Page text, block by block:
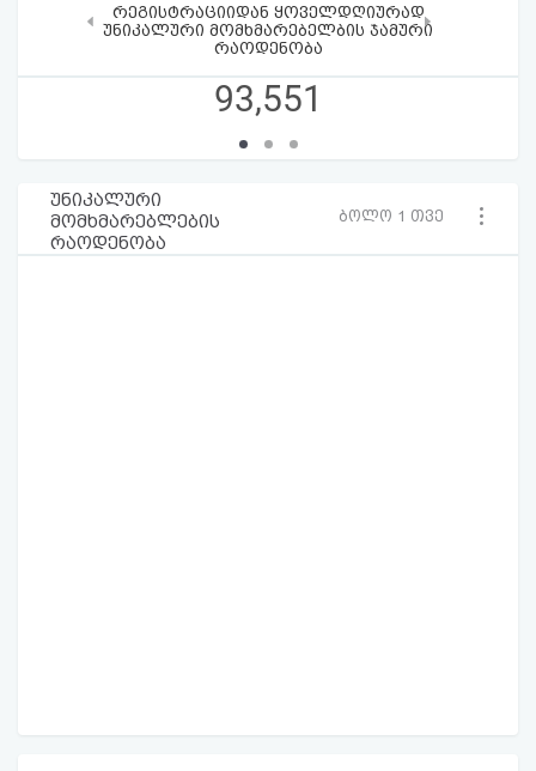
რეგისტრაციიდან ყოველდღიურად
უნიკალური მომხმარებელბის ჯამური
რაოდენობა
93,551
‹ ›
უნიკალური
მომხმარებლების
რაოდენობა
ბოლო 1 თვე